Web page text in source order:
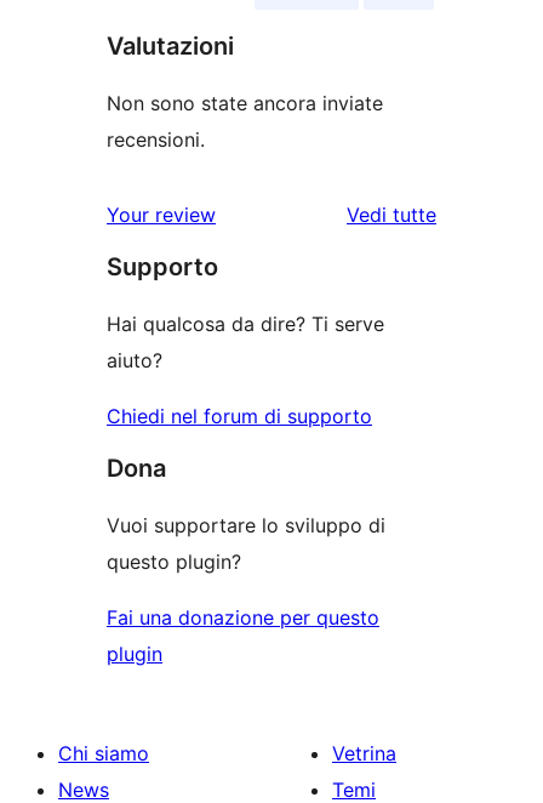
Valutazioni
Non sono state ancora inviate
recensioni.
Your review Vedi tuttele
Supporto
Hai qualcosa da dire? Ti serve
aiuto?
Chiedi nel forum di supporto
Dona
Vuoi supportare lo sviluppo di
questo plugin?
Fai una donazione per questo
plugin
Chi siamo
News
Vetrina
Temi